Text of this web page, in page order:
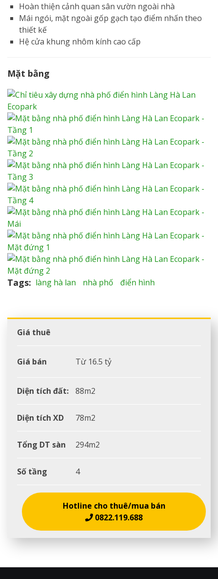
Hoàn thiện cảnh quan sân vườn ngoài nhà
Mái ngói, mặt ngoài gốp gạch tạo điểm nhấn theo
thiết kế
Hệ cửa khung nhôm kính cao cấp
Mặt bằng
Tags làng hà lan nhà phố điển hình
Giá thuê
Giá bán Từ 16.5 tỷ
Diện tích đất: 88m2
Diện tích XD 78m2
Tổng DT sàn 294m2
Số tầng 4
Hotline cho thuê/mua bán
0822.119.688